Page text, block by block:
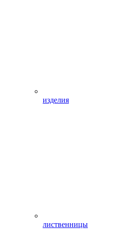
изделия
лиственницы